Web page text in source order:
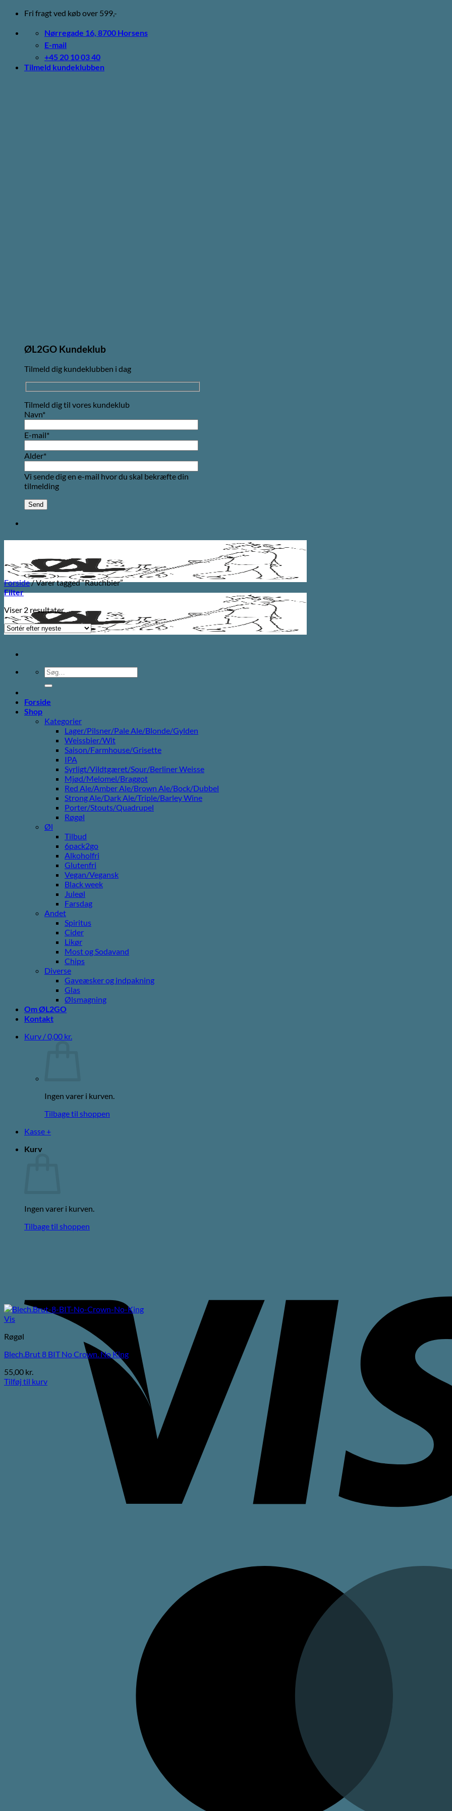
Fortsæt
indhold
Fri fragt ved køb over 599,-
Nørregade 16, 8700 Horsens
E-mail
+45 20 10 03 40
Tilmeld kundeklubben
ØL2GO Kundeklub
Tilmeld dig kundeklubben i dag
Tilmeld dig til vores kundeklub
Navn*
E-mail*
Alder*
Vi sende dig en e-mail hvor du skal bekræfte din
tilmelding
Søg
efter:
Forside
Shop
Kategorier
Lager/Pilsner/Pale Ale/Blonde/Gylden
Weissbier/Wit
Saison/Farmhouse/Grisette
IPA
Syrligt/Vildtgæret/Sour/Berliner Weisse
Mjød/Melomel/Braggot
Red Ale/Amber Ale/Brown Ale/Bock/Dubbel
Strong Ale/Dark Ale/Triple/Barley Wine
Porter/Stouts/Quadrupel
Røgøl
Øl
Tilbud
6pack2go
Alkoholfri
Glutenfri
Vegan/Vegansk
Black week
Juleøl
Farsdag
Andet
Spiritus
Cider
Likør
Most og Sodavand
Chips
Diverse
Gaveæsker og indpakning
Glas
Ølsmagning
Om ØL2GO
Kontakt
Kurv /0,00 kr.
Ingen varer i kurven.
Tilbage til shoppen
Kasse +
Kurv
Ingen varer i kurven.
Tilbage til shoppen
Forside/Varer tagged “Rauchbier”
Filter
Viser 2 resultaterSorteret
efter
seneste
Vis
Røgøl
Blech.Brut 8 BIT No Crown. No King
55,00 kr.
Tilføj til kurv